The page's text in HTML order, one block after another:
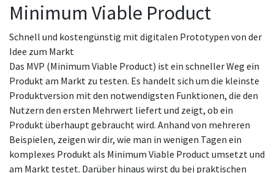
Minimum Viable Product
Schnell und kostengünstig mit digitalen Prototypen von der
Idee zum Markt
Das MVP (Minimum Viable Product) ist ein schneller Weg ein
Produkt am Markt zu testen. Es handelt sich um die kleinste
Produktversion mit den notwendigsten Funktionen, die den
Nutzern den ersten Mehrwert liefert und zeigt, ob ein
Produkt überhaupt gebraucht wird. Anhand von mehreren
Beispielen, zeigen wir dir, wie man in wenigen Tagen ein
komplexes Produkt als Minimum Viable Product umsetzt und
am Markt testet. Darüber hinaus wirst du bei praktischen